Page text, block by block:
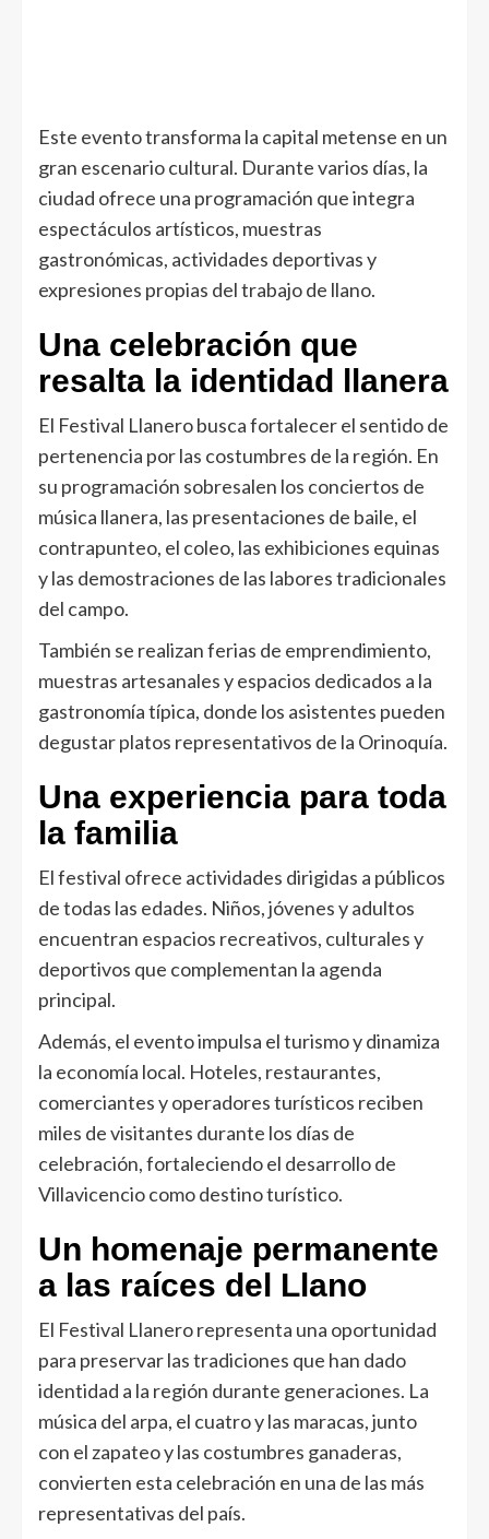
Este evento transforma la capital metense en un
gran escenario cultural. Durante varios días, la
ciudad ofrece una programación que integra
espectáculos artísticos, muestras
gastronómicas, actividades deportivas y
expresiones propias del trabajo de llano.
Una celebración que
resalta la identidad llanera
El Festival Llanero busca fortalecer el sentido de
pertenencia por las costumbres de la región. En
su programación sobresalen los conciertos de
música llanera, las presentaciones de baile, el
contrapunteo, el coleo, las exhibiciones equinas
y las demostraciones de las labores tradicionales
del campo.
También se realizan ferias de emprendimiento,
muestras artesanales y espacios dedicados a la
gastronomía típica, donde los asistentes pueden
degustar platos representativos de la Orinoquía.
Una experiencia para toda
la familia
El festival ofrece actividades dirigidas a públicos
de todas las edades. Niños, jóvenes y adultos
encuentran espacios recreativos, culturales y
deportivos que complementan la agenda
principal.
Además, el evento impulsa el turismo y dinamiza
la economía local. Hoteles, restaurantes,
comerciantes y operadores turísticos reciben
miles de visitantes durante los días de
celebración, fortaleciendo el desarrollo de
Villavicencio como destino turístico.
Un homenaje permanente
a las raíces del Llano
El Festival Llanero representa una oportunidad
para preservar las tradiciones que han dado
identidad a la región durante generaciones. La
música del arpa, el cuatro y las maracas, junto
con el zapateo y las costumbres ganaderas,
convierten esta celebración en una de las más
representativas del país.